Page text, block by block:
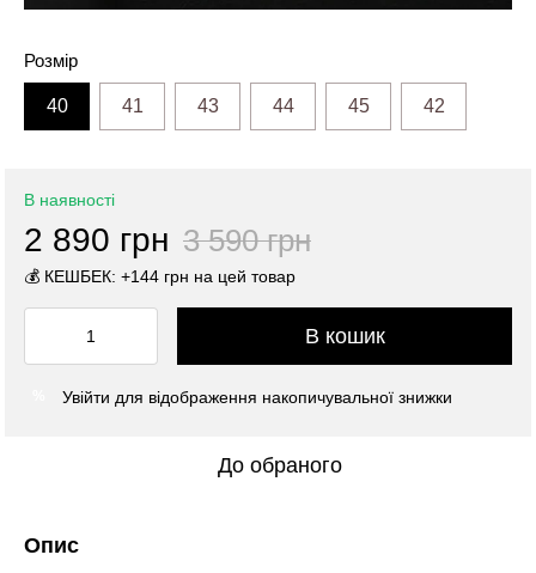
Розмір
40 41 43 44 45 42
В наявності
2 890 грн 3 590 грн
💰 КЕШБЕК: +144 грн на цей товар
В кошик
Увійти для відображення накопичувальної знижки
До обраного
Опис